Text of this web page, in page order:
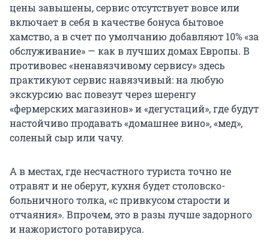
цены завышены, сервис отсутствует вовсе или
включает в себя в качестве бонуса бытовое
хамство, а в счет по умолчанию добавляют 10% «за
обслуживание» — как в лучших домах Европы. В
противовес «ненавязчивому сервису» здесь
практикуют сервис навязчивый: на любую
экскурсию вас повезут через шеренгу
«фермерских магазинов» и «дегустаций», где будут
настойчиво продавать «домашнее вино», «мед»,
соленый сыр или чачу.
А в местах, где несчастного туриста точно не
отравят и не оберут, кухня будет столовско-
больничного толка, «с привкусом старости и
отчаяния». Впрочем, это в разы лучше задорного
и нажористого ротавируса.